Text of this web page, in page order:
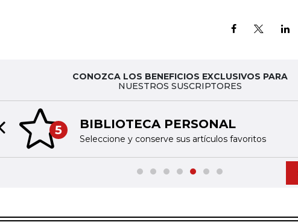
CONOZCA LOS BENEFICIOS EXCLUSIVOS PARA
NUESTROS SUSCRIPTORES
5 BIBLIOTECA PERSONAL
Seleccione y conserve sus artículos favoritos
Previous slide